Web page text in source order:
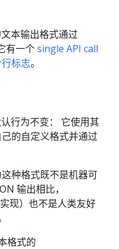
本输出格式通过
有一个single API call
标志。
行为不变： 它使用其
的自定义格式并通过
种格式既不是机器可
输出相比，
现）也不是人类友好
格式的